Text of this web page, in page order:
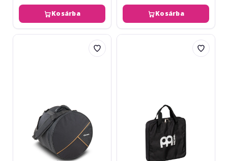
Kosárba Kosárba
Gewa
Meinl